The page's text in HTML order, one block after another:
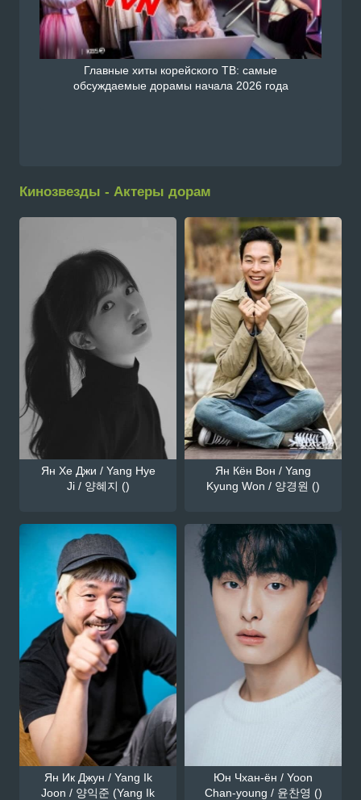
Главные хиты корейского ТВ: самые
обсуждаемые дорамы начала 2026 года
Кинозвезды - Актеры дорам
Ян Хе Джи / Yang Hye
Ji / 양혜지 ()
Ян Кён Вон / Yang
Kyung Won / 양경원 ()
Ян Ик Джун / Yang Ik
Joon / 양익준 (Yang Ik
Юн Чхан-ён / Yoon
Chan-young / 윤찬영 ()